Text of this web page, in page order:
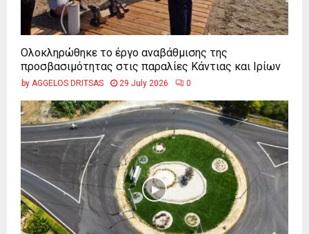
Ολοκληρώθηκε το έργο αναβάθμισης της
προσβασιμότητας στις παραλίες Κάντιας και Ιρίων
by AGGELOS DRITSAS 29 July 2026 0